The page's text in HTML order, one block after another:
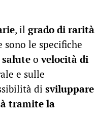
, il grado di rarità
le specifiche
ovelocità di
e sulle
di sviluppare
tramite la